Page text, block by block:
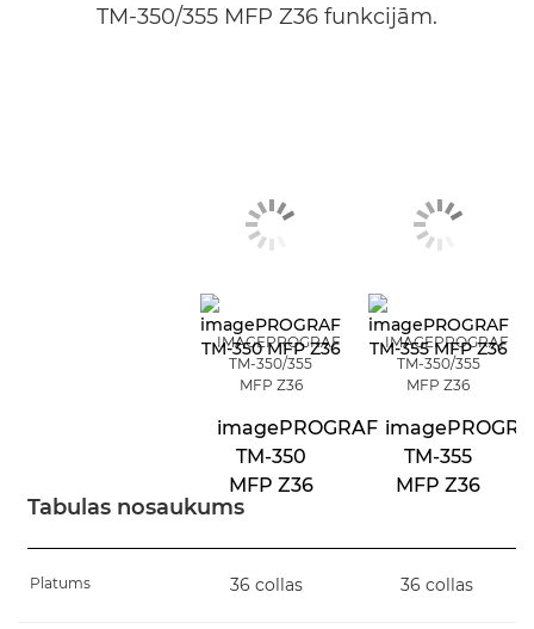
TM-350/355 MFP Z36 funkcijām.
Tabulas nosaukums
IMAGEPROGRAF
TM-350/355
MFP Z36
imagePROGRAF
TM-350
MFP Z36
IMAGEPROGRAF
TM-350/355
MFP Z36
TM-355
MFP Z36
Platums 36 collas 36 collas